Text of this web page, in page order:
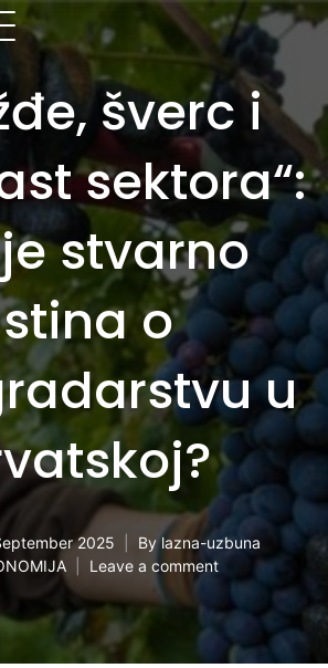
šverc i
sektora“:
stvarno
o
u
2025 Bylazna-uzbuna
Leave a comment